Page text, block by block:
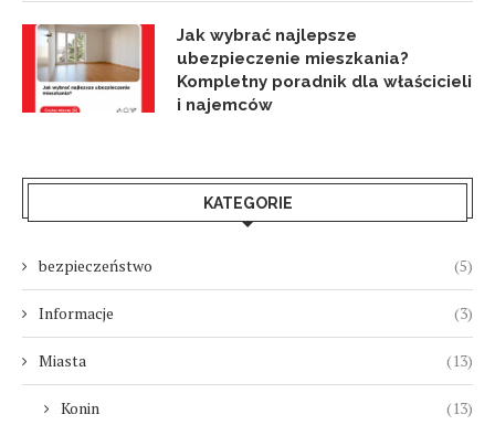
Jak wybrać najlepsze
ubezpieczenie mieszkania?
Kompletny poradnik dla właścicieli
i najemców
KATEGORIE
bezpieczeństwo (5)
Informacje (3)
Miasta (13)
Konin (13)